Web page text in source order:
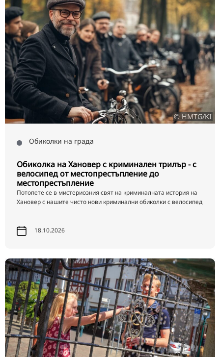
© HMTG/KI
Обиколки на града
Обиколка на Хановер с криминален трилър - с
велосипед от местопрестъпление до
местопрестъпление
Потопете се в мистериозния свят на криминалната история на
Хановер с нашите чисто нови криминални обиколки с велосипед
18.10.2026